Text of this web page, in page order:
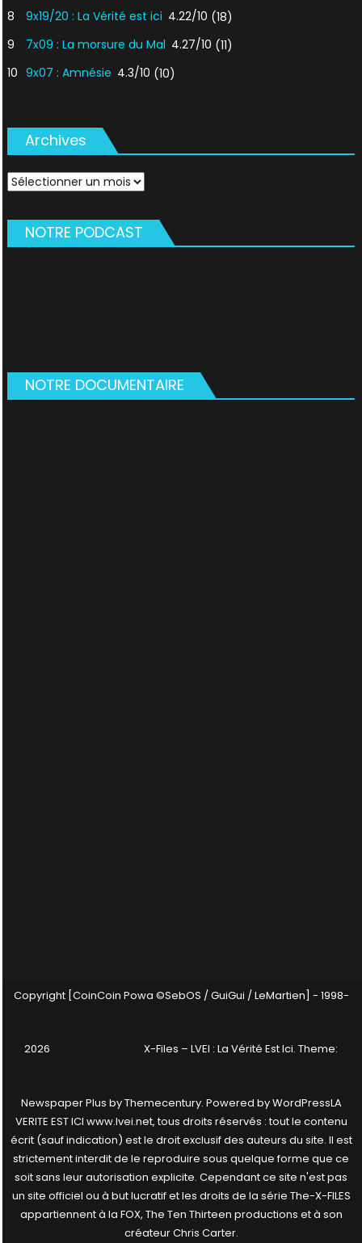
8
9x19/20 : La Vérité est ici 4.22/10 (18)
9
7x09 : La morsure du Mal 4.27/10 (11)
10 9x07 : Amnésie 4.3/10 (10)
Archives
Archives
NOTRE PODCAST
NOTRE DOCUMENTAIRE
Copyright [CoinCoin Powa ©SebOS / GuiGui / LeMartien] - 1998-
2026 X-Files – LVEI : La Vérité Est Ici. Theme:
Newspaper Plus byThemecentury. Powered byWordPressLA
VERITE EST ICI www.lvei.net, tous droits réservés : tout le contenu
écrit (sauf indication) est le droit exclusif des auteurs du site. Il est
strictement interdit de le reproduire sous quelque forme que ce
soit sans leur autorisation explicite. Cependant ce site n'est pas
un site officiel ou à but lucratif et les droits de la série The-X-FILES
appartiennent à la FOX, The Ten Thirteen productions et à son
créateur Chris Carter.